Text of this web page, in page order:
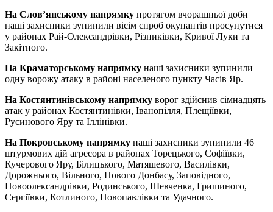
На Слов’янському напрямку протягом вчорашньої доби
наші захисники зупинили вісім спроб окупантів просунутися
у районах Рай-Олександрівки, Різниківки, Кривої Луки та
Закітного.
На Краматорському напрямку наші захисники зупинили
одну ворожу атаку в районі населеного пункту Часів Яр.
На Костянтинівському напрямку ворог здійснив сімнадцять
атак у районах Костянтинівки, Іванопілля, Плещіївки,
Русинового Яру та Іллінівки.
На Покровському напрямку наші захисники зупинили 46
штурмових дій агресора в районах Торецького, Софіївки,
Кучерового Яру, Білицького, Матяшевого, Василівки,
Дорожнього, Вільного, Нового Донбасу, Заповідного,
Новоолександрівки, Родинського, Шевченка, Гришиного,
Сергіївки, Котлиного, Новопавлівки та Удачного.